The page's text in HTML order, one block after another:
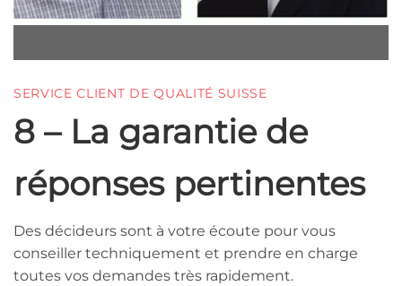
SERVICE CLIENT DE QUALITÉ SUISSE
8 – La garantie de
réponses pertinentes
Des décideurs sont à votre écoute pour vous
conseiller techniquement et prendre en charge
toutes vos demandes très rapidement.